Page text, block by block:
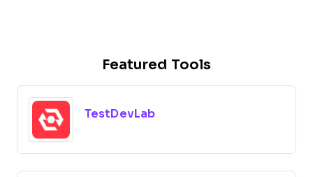
Featured Tools
TestDevLab